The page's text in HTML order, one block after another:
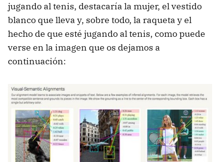
jugando al tenis, destacaría la mujer, el vestido
blanco que lleva y, sobre todo, la raqueta y el
hecho de que esté jugando al tenis, como puede
verse en la imagen que os dejamos a
continuación: